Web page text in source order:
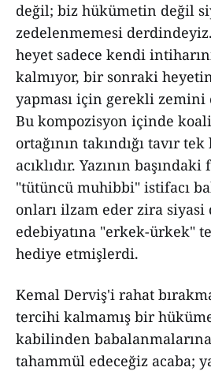
değil; biz hükümetin değil
zedelenmemesi
heyet sadece kendi
kalmıyor, bir sonraki
yapması için gerekli zemini
Bu kompozisyon içinde
ortağının takındığı tavır
acıklıdır. Yazının başındaki
"tütüncü muhibbi" istifacı
onları ilzam eder zira siyasi
edebiyatına "erkek-ürkek"
hediye etmişlerdi.
Kemal Derviş'i rahat
tercihi kalmamış bir
kabilinden
tahammül edeceğiz acaba;